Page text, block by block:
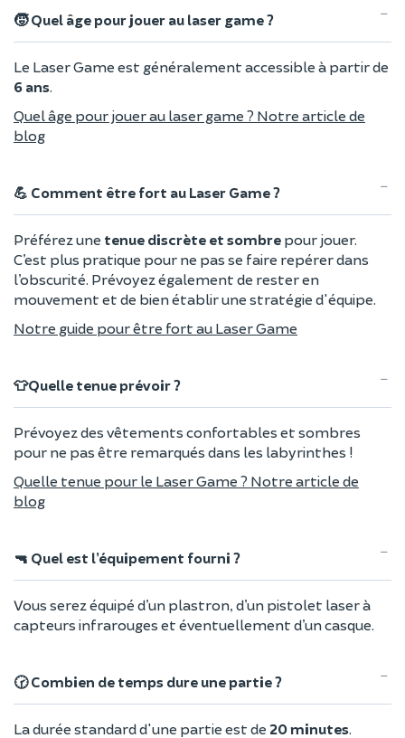
🧒 Quel âge pour jouer au laser game ?
Le Laser Game est généralement accessible à partir de
6 ans.
Quel âge pour jouer au laser game ? Notre article de
blog
💪 Comment être fort au Laser Game ?
Préférez une tenue discrète et sombre pour jouer.
C’est plus pratique pour ne pas se faire repérer dans
l’obscurité. Prévoyez également de rester en
mouvement et de bien établir une stratégie d'équipe.
Notre guide pour être fort au Laser Game
👕Quelle tenue prévoir ?
Prévoyez des vêtements confortables et sombres
pour ne pas être remarqués dans les labyrinthes !
Quelle tenue pour le Laser Game ? Notre article de
blog
🔫 Quel est l’équipement fourni ?
Vous serez équipé d’un plastron, d’un pistolet laser à
capteurs infrarouges et éventuellement d’un casque.
🕝 Combien de temps dure une partie ?
La durée standard d'une partie est de 20 minutes.